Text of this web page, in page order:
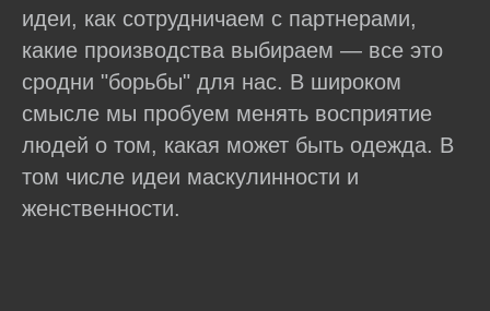
идеи, как сотрудничаем с партнерами,
какие производства выбираем — все это
сродни "борьбы" для нас. В широком
смысле мы пробуем менять восприятие
людей о том, какая может быть одежда. В
том числе идеи маскулинности и
женственности.